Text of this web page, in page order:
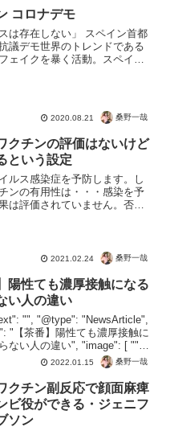
コロナデモ
スは存在しない」 スペイン首都
議デモ世界のトレンドである
ェイクを暴く活動。スペイ
2020.08.21 桑野一哉
クチンの評価はないけど
という設定
ルス感染症を予防します。し
ンの有用性は・・・感染を予
は評価されていません。否定
も効果がないと証明...
2021.02.24 桑野一哉
陽性ても濃厚接触になる
い人の違い
"", "@type": "NewsArticle",
"【茶番】陽性ても濃厚接触に
ない人の違い", "image": [ "" ],
"202...
2022.01.15 桑野一哉
クチン副反応で顔面麻痺
ビ役ができる・ジェニフ
ソン